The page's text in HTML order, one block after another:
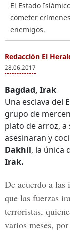
El Estado
cometer
enemigos.
Redacción El
28.06.2017
Bagdad, Irak
Una esclava del
grupo de
plato de arroz,
asesinaran y
Dakhil, la única
Irak.
De acuerdo a las
que las fuerzas
terroristas,
varios meses,